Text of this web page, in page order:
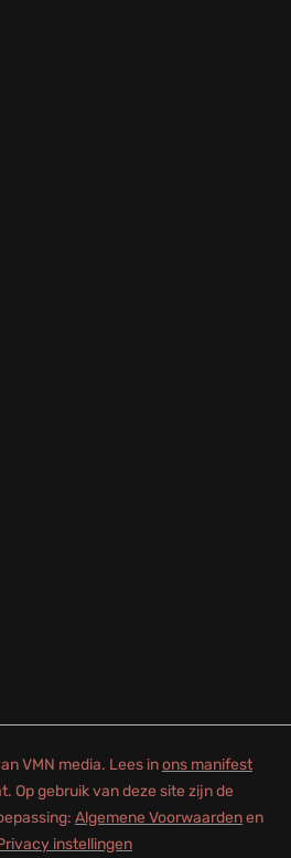
VMN media. Lees inons manifest
Op gebruik van deze site zijn de
Algemene Voorwaardenen
instellingen